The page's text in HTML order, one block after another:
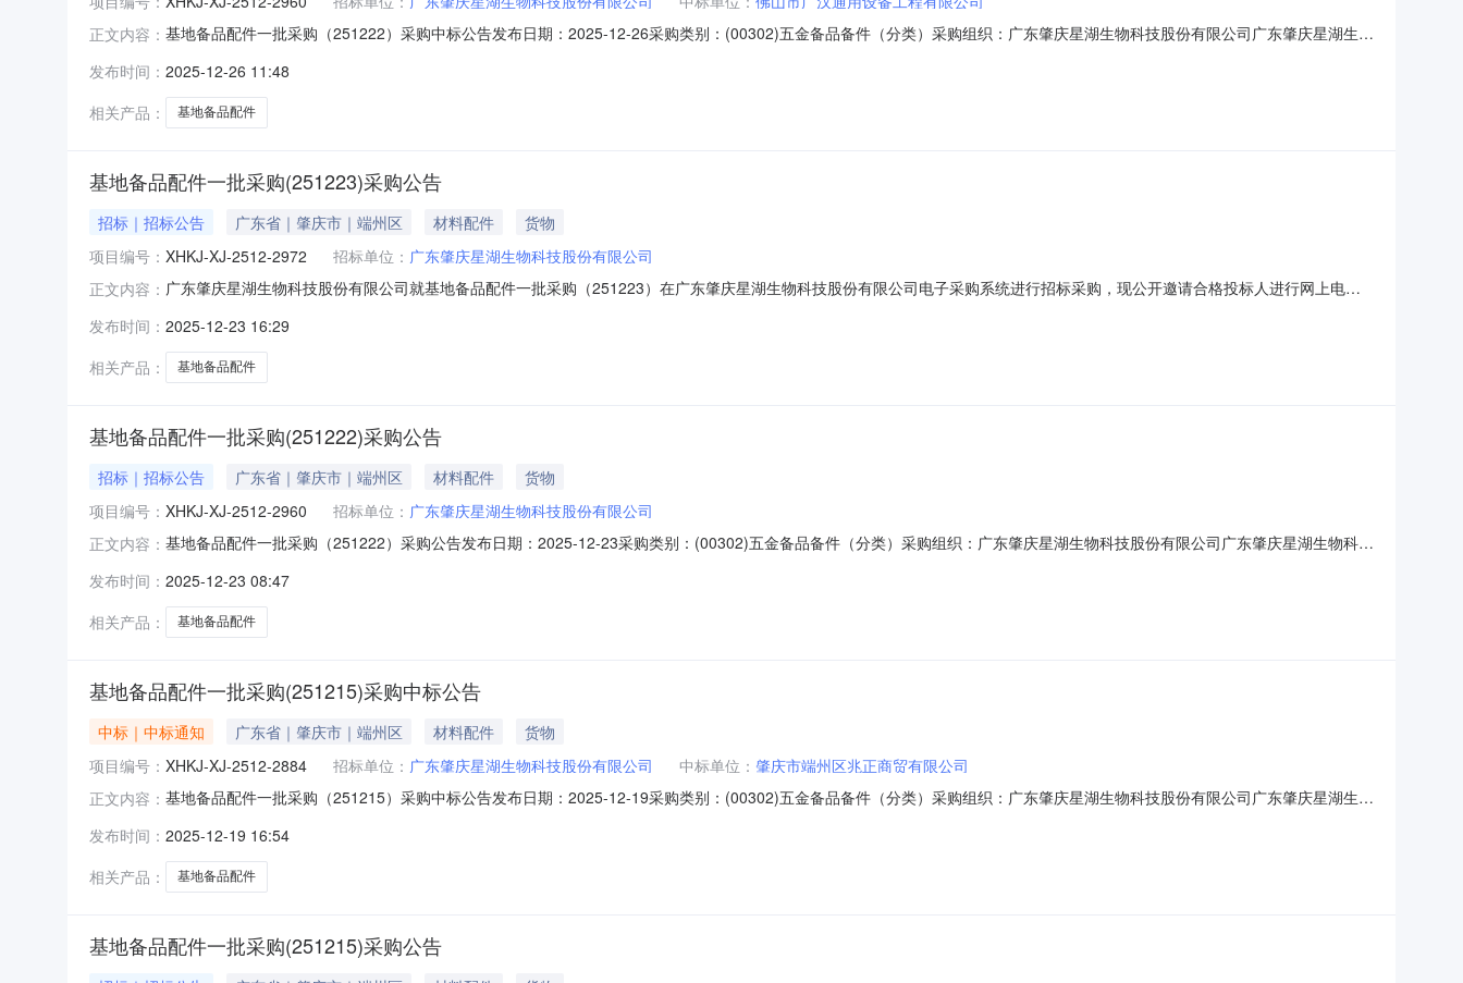
正文内容： 基地备品配件一批采购（251222）采购中标公告发布日期：2025-12-26采购类别：(00302)五金备品备件（分类）采购组织：广东肇庆星湖生物科技股份有限公司广东肇庆星湖生物
标号：XHKJ-XJ-2512-2960项目标名：基地备品配件一批采购（251222）中标单位：佛山市广汉通用设备工程有限公司；肇庆市端州区兆正商贸有限公司；肇庆兴诺自动化科技有
发布时间： 2025-12-26 11:48
相关产品：
基地备品配件
基地备品配件一批采购(251223)采购公告
招标｜招标公告 广东省｜肇庆市｜端州区 材料配件
货物
项目编号： XHKJ-XJ-2512-2972 招标单位： 广东肇庆星湖生物科技股份有限公司
正文内容： 广东肇庆星湖生物科技股份有限公司就基地备品配件一批采购（251223）在广东肇庆星湖生物科技股份有限公司电子采购系统进行招标采购，现公开邀请合格投标人进行网上电子
角物资明细表查看。二、投标人资格要求：1、在中国境内注册并具有独立法人资格的合法企业；2、具有良好的商业信誉和健全的财务会计制度，没有处于被责令停业、财产被接
管、冻结、
发布时间： 2025-12-23 16:29
相关产品：
基地备品配件
基地备品配件一批采购(251222)采购公告
招标｜招标公告 广东省｜肇庆市｜端州区 材料配件
货物
项目编号： XHKJ-XJ-2512-2960 招标单位： 广东肇庆星湖生物科技股份有限公司
正文内容： 基地备品配件一批采购（251222）采购公告发布日期：2025-12-23采购类别：(00302)五金备品备件（分类）采购组织：广东肇庆星湖生物科技股份有限公司广东肇庆星湖生物科技
目标号：XHKJ-XJ-2512-2960项目标名：基地备品配件一批采购（251222）交货地点和时间：按实际订单地址发货,2025-12-25物资名称及数量：请点击左下角物资明
发布时间： 2025-12-23 08:47
相关产品：
基地备品配件
基地备品配件一批采购(251215)采购中标公告
中标｜中标通知 广东省｜肇庆市｜端州区 材料配件
货物
项目编号： XHKJ-XJ-2512-2884 招标单位： 广东肇庆星湖生物科技股份有限公司 中标单位： 肇庆市端州区兆正商贸有限公司
正文内容： 基地备品配件一批采购（251215）采购中标公告发布日期：2025-12-19采购类别：(00302)五金备品备件（分类）采购组织：广东肇庆星湖生物科技股份有限公司广东肇庆星湖生物
标号：XHKJ-XJ-2512-2884项目标名：基地备品配件一批采购（251215）中标单位：肇庆市端州区兆正商贸有限公司广东肇庆星湖生物科技股份有限公司2025年12月19日
发布时间： 2025-12-19 16:54
相关产品：
基地备品配件
基地备品配件一批采购(251215)采购公告